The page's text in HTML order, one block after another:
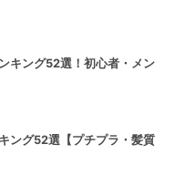
キング52選！初心者・メン
ング52選【プチプラ・髪質